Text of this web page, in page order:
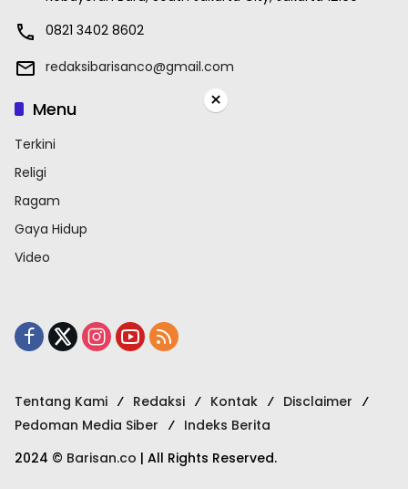
0821 3402 8602
redaksibarisanco@gmail.com
Menu
Terkini
Religi
Ragam
Gaya Hidup
Video
Tentang Kami Redaksi Kontak
Disclaimer
Pedoman Media Siber
Indeks Berita
2024 © Barisan.co | All Rights Reserved.
×